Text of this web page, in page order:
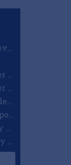
EK Retail Customer Support Omnichannel